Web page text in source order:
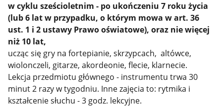
w cyklu sześcioletnim - po ukończeniu 7 roku życia
(lub 6 lat w przypadku, o którym mowa w art. 36
ust. 1 i 2 ustawy Prawo oświatowe), oraz nie więcej
niż 10 lat,
ucząc się gry na fortepianie, skrzypcach, altówce,
wiolonczeli, gitarze, akordeonie, flecie, klarnecie.
Lekcja przedmiotu głównego - instrumentu trwa 30
minut 2 razy w tygodniu. Inne zajęcia to: rytmika i
kształcenie słuchu - 3 godz. lekcyjne.